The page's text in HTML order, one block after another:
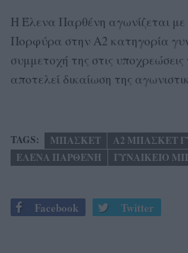
Η Έλενα Παρθένη αγωνίζεται
Πορφύρα στην Α2 κατηγορία
συμμετοχή της στις υποχρεώσεις
αποτελεί δικαίωση της
TAGS: ΜΠΑΣΚΕΤ
Α2 ΜΠΑΣΚΕΤ
ΕΛΕΝΑ ΠΑΡΘΕΝΗ
ΓΥΝΑΙΚΕΙΟ
Facebook Twitter